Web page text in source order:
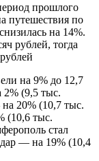
прошлого
путешествия по
на 14%.
рублей, тогда
на 9% до 12,7
(9,5 тыс.
20% (10,7 тыс.
(10,6 тыс.
стал
— на 19% (10,4